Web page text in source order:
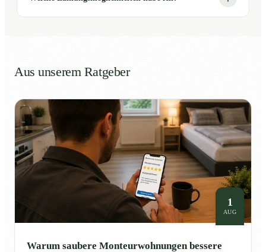
Aus unserem Ratgeber
1
AUG
Warum saubere Monteurwohnungen bessere